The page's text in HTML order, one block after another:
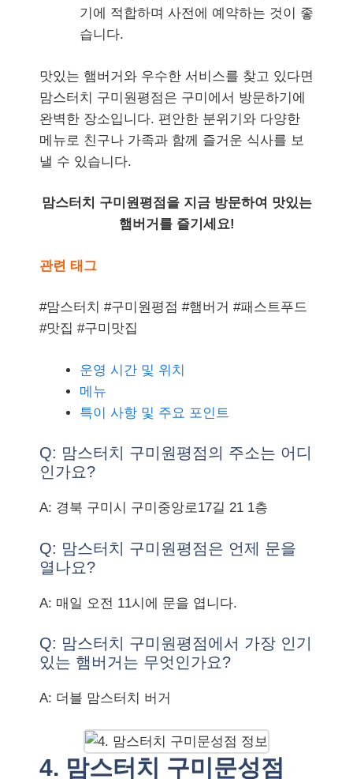
기에 적합하며 사전에 예약하는 것이 좋
습니다.
맛있는 햄버거와 우수한 서비스를 찾고 있다면
맘스터치 구미원평점은 구미에서 방문하기에
완벽한 장소입니다. 편안한 분위기와 다양한
메뉴로 친구나 가족과 함께 즐거운 식사를 보
낼 수 있습니다.
맘스터치 구미원평점을 지금 방문하여 맛있는
햄버거를 즐기세요!
관련 태그
#맘스터치 #구미원평점 #햄버거 #패스트푸드
#맛집 #구미맛집
운영 시간 및 위치
메뉴
특이 사항 및 주요 포인트
Q: 맘스터치 구미원평점의 주소는 어디
인가요?
A: 경북 구미시 구미중앙로17길 21 1층
Q: 맘스터치 구미원평점은 언제 문을
열나요?
A: 매일 오전 11시에 문을 엽니다.
Q: 맘스터치 구미원평점에서 가장 인기
있는 햄버거는 무엇인가요?
A: 더블 맘스터치 버거
4. 맘스터치 구미문성점